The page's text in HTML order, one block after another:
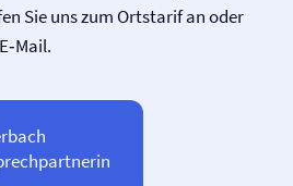
Sie uns zum Ortstarif an oder